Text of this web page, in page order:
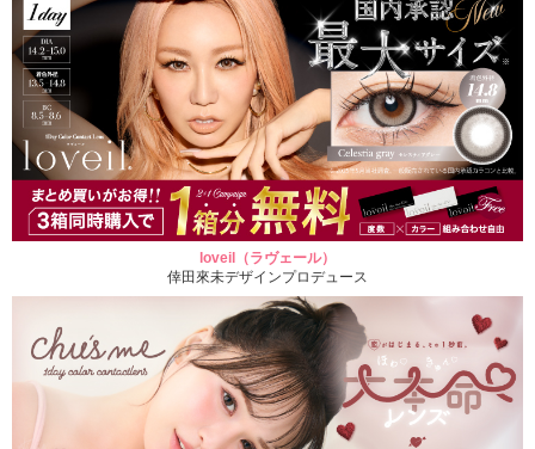
loveil（ラヴェール）
倖田來未デザインプロデュース